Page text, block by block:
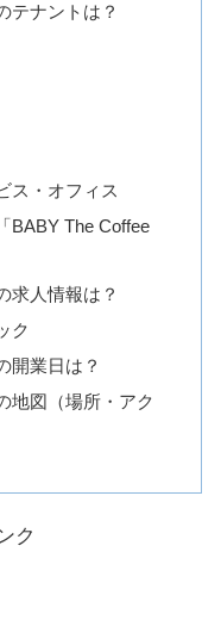
テナントは？
ス・オフィス
BABY The Coffee
求人情報は？
ク
開業日は？
地図（場所・アク
ク